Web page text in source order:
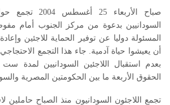
صباح الأربعاء 25
السودانيين بدعوة من مركز الجنوب أمام
المسئولة دوليا عن توفير الحماية للاجئين
أن يعيشوا حياة آدمية. جاء هذا التجمع الاحتجاجي
بعدم استقبال اللاجئين السودانيين لمدة ست
الحقوق الأربعة ما بين الحكومتين المصرية
تجمع اللاجئون السودانيون منذ الصباح حاملين